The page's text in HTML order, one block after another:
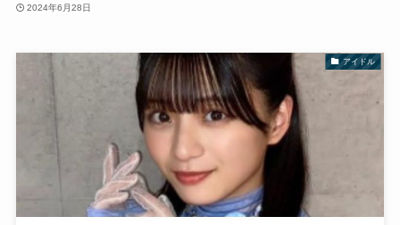
2024年6月28日
アイドル